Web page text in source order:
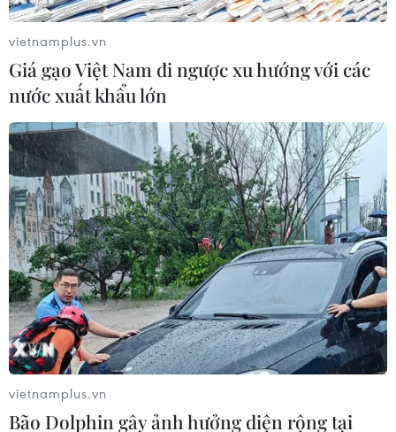
vietnamplus.vn
Giá gạo Việt Nam đi ngược xu hướng với các
nước xuất khẩu lớn
vietnamplus.vn
Bão Dolphin gây ảnh hưởng diện rộng tại